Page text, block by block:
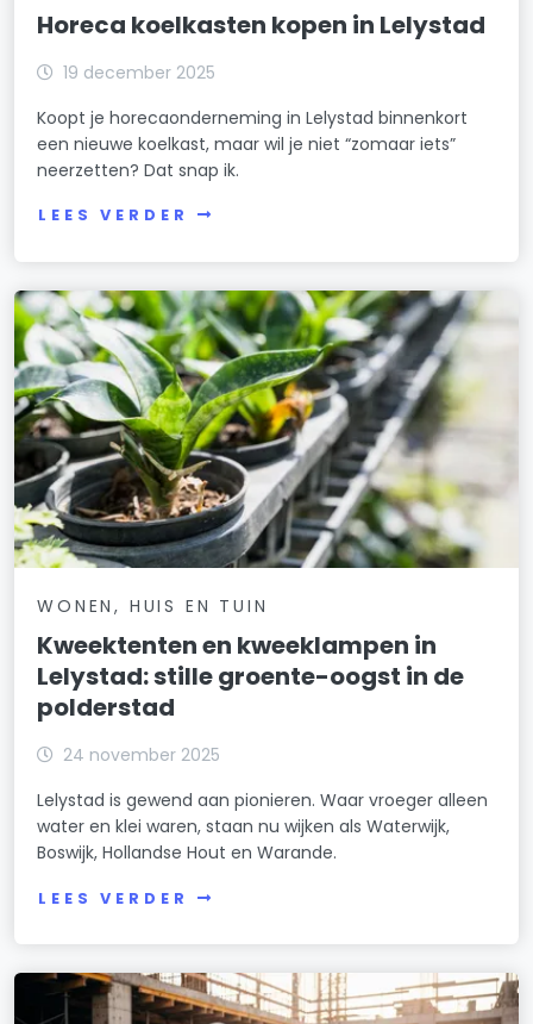
Horeca koelkasten kopen in Lelystad
19 december 2025
Koopt je horecaonderneming in Lelystad binnenkort
een nieuwe koelkast, maar wil je niet “zomaar iets”
neerzetten? Dat snap ik.
LEES VERDER
WONEN, HUIS EN TUIN
Kweektenten en kweeklampen in
Lelystad: stille groente-oogst in de
polderstad
24 november 2025
Lelystad is gewend aan pionieren. Waar vroeger alleen
water en klei waren, staan nu wijken als Waterwijk,
Boswijk, Hollandse Hout en Warande.
LEES VERDER